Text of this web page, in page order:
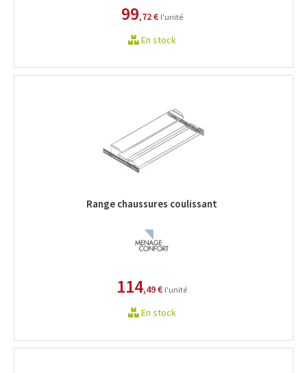
99,72 € l'unité
En stock
Range chaussures coulissant
114,49 € l'unité
En stock